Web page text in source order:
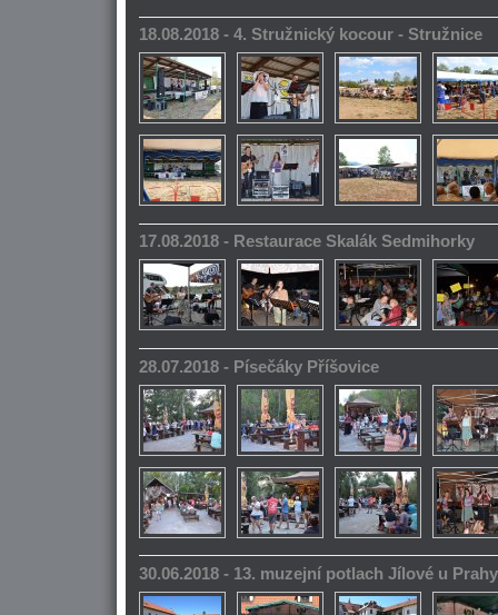
18.08.2018 - 4. Stružnický kocour - Stružnice
17.08.2018 - Restaurace Skalák Sedmihorky
28.07.2018 - Písečáky Příšovice
30.06.2018 - 13. muzejní potlach Jílové u Prahy